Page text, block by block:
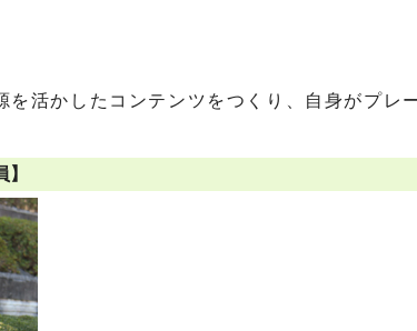
活かしたコンテンツをつくり、自身がプレ